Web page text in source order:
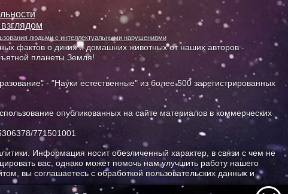
людьми с интеллектуальными нарушениями
фактов о диких и домашних животных от наших авторов -
планеты Земля!
- "Науки естественные" из более 500 зарегистрированных
опубликованных на сайте материалов в коммерческих
771501001
Информация носит обезличенный характер, в связи с чем не
вас, однако может помочь нам улучшить работу нашего
вы соглашаетесь с обработкой пользовательских данных и